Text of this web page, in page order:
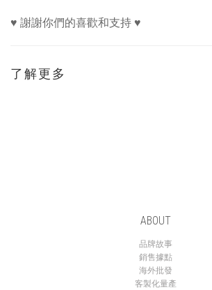
♥ 謝謝你們的喜歡和支持 ♥
了解更多
ABOUT
品牌故事
銷售據點
海外批發
客製化量產